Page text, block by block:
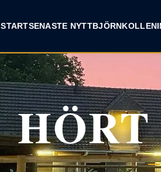
STARTSENASTE NYTTBJÖRNKOLLEN